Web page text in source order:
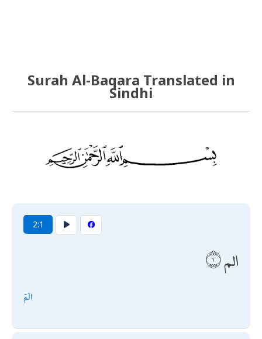
Surah Al-Baqara Translated in
Sindhi
2:1
الم
الٓمٓ